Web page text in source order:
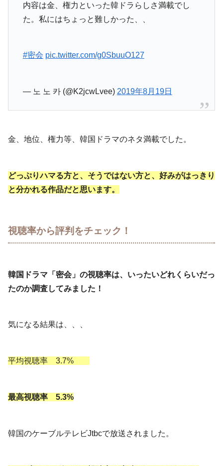
内容は金、権力といった韓ドラらしさ満載でし
た。私にはちょっと難しかった、、
#密会 pic.twitter.com/g0SbuuO127
— 노 노 카 (@K2jcwLvee) 2019年8月19日
金、地位、権力等、韓国ドラマのネタ満載でした。
どっぷりハマる方と、そうではない方と、好みがはっきり
と分かれる作品だと思います。
視聴率から評判をチェック！
韓国ドラマ「密会」の視聴率は、いったいどれくらいだっ
たのか調査してみました！
気になる結果は、、、
平均視聴率 3.7%
最高視聴率 5.3%
韓国のケーブルテレビJtbcで放送されました。